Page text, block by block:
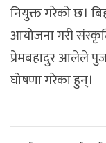
नियुक्त गरेको छ।
आयोजना गरी
प्रेमबहादुर आलेले
घोषणा गरेका हुन्।